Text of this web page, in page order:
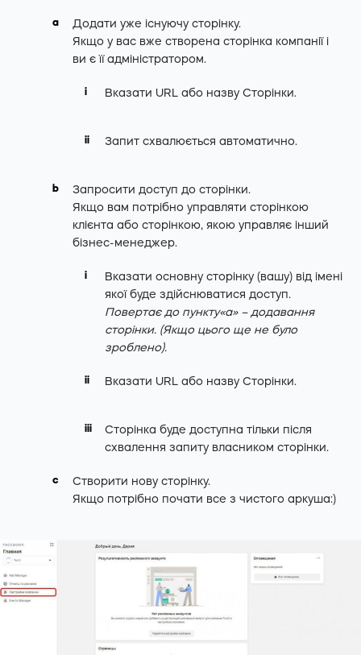
Додати уже існуючу сторінку.
Якщо у вас вже створена сторінка компанії і
ви є її адміністратором.
Вказати URL або назву Сторінки.
Запит схвалюється автоматично.
Запросити доступ до сторінки.
Якщо вам потрібно управляти сторінкою
клієнта або сторінкою, якою управляє інший
бізнес-менеджер.
Вказати основну сторінку (вашу) від імені
якої буде здійснюватися доступ.
Повертає до пункту«a» – додавання
сторінки. (Якщо цього ще не було
зроблено).
Вказати URL або назву Сторінки.
Сторінка буде доступна тільки після
схвалення запиту власником сторінки.
Створити нову сторінку.
Якщо потрібно почати все з чистого аркуша:)